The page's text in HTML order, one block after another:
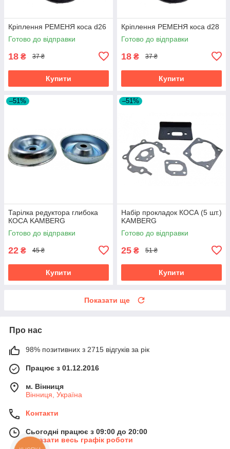
Кріплення РЕМЕНЯ коса d26
Готово до відправки
18 ₴ 37 ₴
Купити
Кріплення РЕМЕНЯ коса d28
Готово до відправки
18 ₴ 37 ₴
Купити
–51%
Тарілка редуктора глибока
КОСА KAMBERG
Готово до відправки
22 ₴ 45 ₴
Купити
–51%
Набір прокладок КОСА (5 шт.)
KAMBERG
Готово до відправки
25 ₴ 51 ₴
Купити
Показати ще
Про нас
98% позитивних з 2715 відгуків за рік
Працює з 01.12.2016
м. Вінниця
Вінниця, Україна
Контакти
Сьогодні працює з 09:00 до 20:00
Показати весь графік роботи